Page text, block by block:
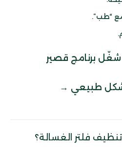
“طب”.
شغّل برنامج قصير
طبيعي →
فلتر الغسالة؟